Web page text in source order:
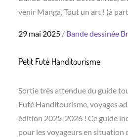
venir Manga, Tout un art ! (à
Posted
29 mai 2025 Bande dessinée
Petit Futé Handitourisme
Sortie très attendue du guide
Futé Handitourisme, voyages
édition 2025-2026 ! Ce guide
pour les voyageurs en situation